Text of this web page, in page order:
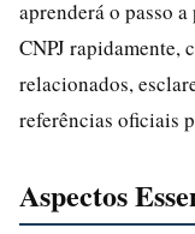
aprenderá o passo
CNPJ rapidamente,
relacionados,
referências oficiais
Aspectos